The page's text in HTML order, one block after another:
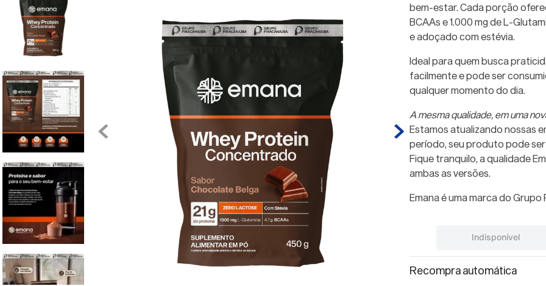
bem-estar. Cada porção
BCAAs e 1.000 mg de L-
e adoçado com estévia.
Ideal para quem busca
facilmente e pode ser
qualquer momento do dia.
A mesma qualidade, em uma
Estamos atualizando nossas
período, seu produto pode
Fique tranquilo, a qualidade
ambas as versões.
Emana é uma marca do Grupo
Indisponível
Recompra automática